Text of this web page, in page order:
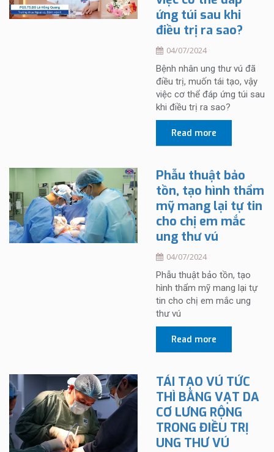
ứng túi sau khi
điều trị ra sao?
04/07/2024
Bệnh nhân ung thư vú đã
điều trị, muốn tái tạo, vậy
việc cơ thể đáp ứng túi sau
khi điều trị ra sao?
Read more
Phẫu thuật bảo
tồn, tạo hình thẩm
mỹ mang lại tự tin
cho chị em mắc
ung thư vú
04/07/2024
Phẫu thuật bảo tồn, tạo
hình thẩm mỹ mang lại tự
tin cho chị em mắc ung
thư vú
Read more
TÁI TẠO VÚ TỨC
THÌ BẰNG VẠT DA
CƠ LƯNG RỘNG
TRONG ĐIỀU TRỊ
UNG THƯ VÚ